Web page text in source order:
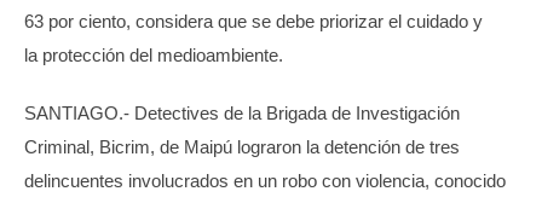
63 por ciento, considera que se debe priorizar el cuidado y
la protección del medioambiente.
SANTIAGO.- Detectives de la Brigada de Investigación
Criminal, Bicrim, de Maipú lograron la detención de tres
delincuentes involucrados en un robo con violencia, conocido